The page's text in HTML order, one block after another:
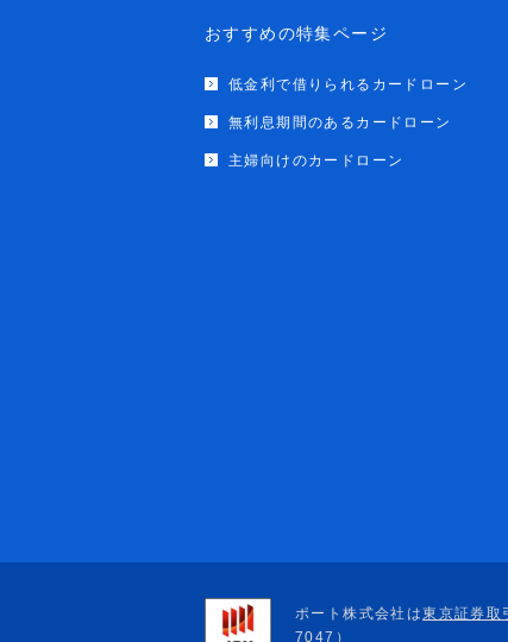
おすすめの特集ページ
低金利で借りられるカードローン
無利息期間のあるカードローン
主婦向けのカードローン